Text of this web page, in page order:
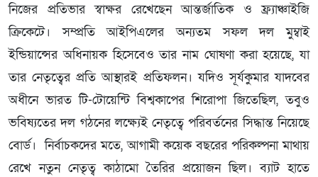
নিজের প্রতিভার স্বাক্ষর রেখেছেন আন্তর্জাতিক ও ফ্র্যাঞ্চাইজি
ক্রিকেটে। সম্প্রতি আইপিএলের অন্যতম সফল দল মুম্বাই
ইন্ডিয়ান্সের অধিনায়ক হিসেবেও তার নাম ঘোষণা করা হয়েছে, যা
তার নেতৃত্বের প্রতি আস্থারই প্রতিফলন। যদিও সূর্যকুমার যাদবের
অধীনে ভারত টি-টোয়েন্টি বিশ্বকাপের শিরোপা জিতেছিল, তবুও
ভবিষ্যতের দল গঠনের লক্ষ্যেই নেতৃত্বে পরিবর্তনের সিদ্ধান্ত নিয়েছে
বোর্ড। নির্বাচকদের মতে, আগামী কয়েক বছরের পরিকল্পনা মাথায়
রেখে নতুন নেতৃত্ব কাঠামো তৈরির প্রয়োজন ছিল। ব্যাট হাতে